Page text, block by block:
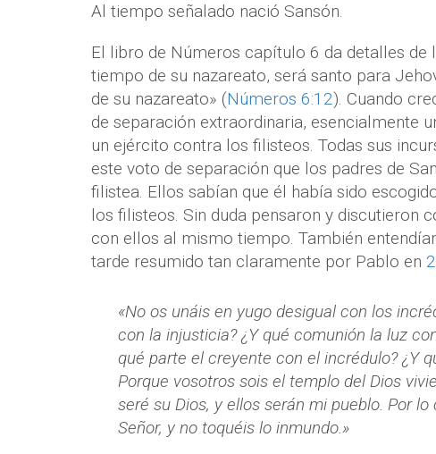
Al tiempo señalado nació Sansón.
El libro de Números capítulo 6 da detalles de
tiempo de su nazareato, será santo para
de su nazareato» (Números 6:12). Cuando
de separación extraordinaria, esencialmente
un ejército contra los filisteos. Todas sus
este voto de separación que los padres de
filistea. Ellos sabían que él había sido
los filisteos. Sin duda pensaron y discutieron
con ellos al mismo tiempo. También
tarde resumido tan claramente por Pablo en
«No os unáis en yugo desigual con los
con la injusticia? ¿Y qué comunión la luz
qué parte el creyente con el incrédulo? ¿Y
Porque vosotros sois el templo del Dios
seré su Dios, y ellos serán mi pueblo. Por
Señor, y no toquéis lo inmundo.»